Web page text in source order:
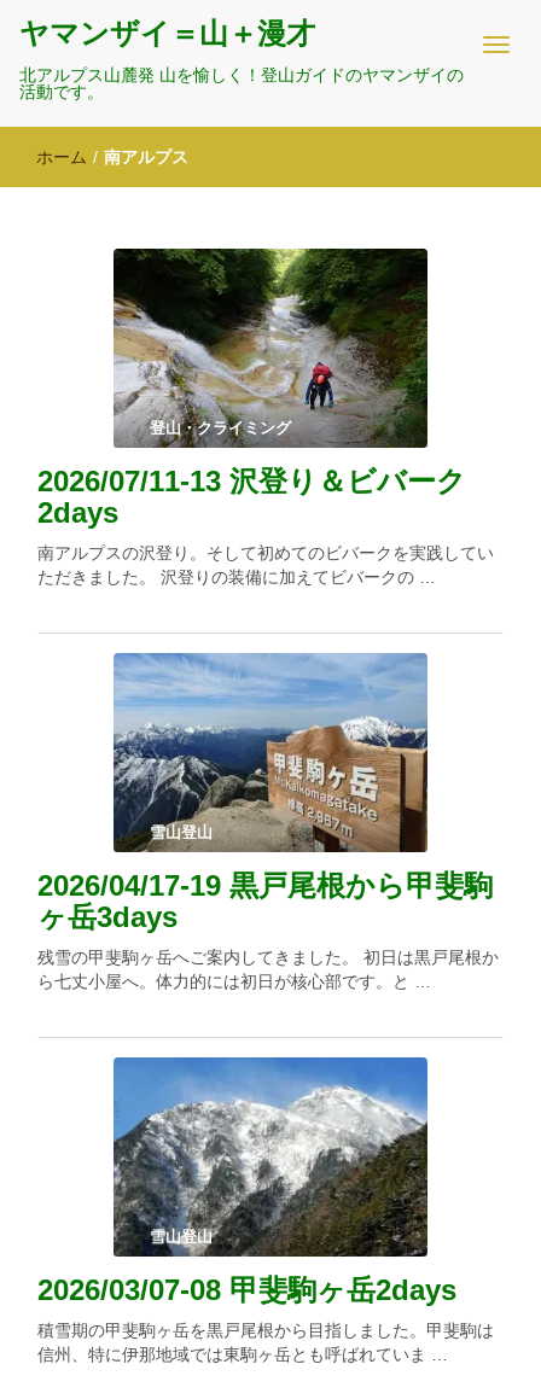
ヤマンザイ＝山＋漫才
北アルプス山麓発 山を愉しく！登山ガイドのヤマンザイの
活動です。
ホーム / 南アルプス
登山・クライミング
2026/07/11-13 沢登り＆ビバーク
2days
南アルプスの沢登り。そして初めてのビバークを実践してい
ただきました。 沢登りの装備に加えてビバークの …
雪山登山
2026/04/17-19 黒戸尾根から甲斐駒
ヶ岳3days
残雪の甲斐駒ヶ岳へご案内してきました。 初日は黒戸尾根か
ら七丈小屋へ。体力的には初日が核心部です。と …
雪山登山
2026/03/07-08 甲斐駒ヶ岳2days
積雪期の甲斐駒ヶ岳を黒戸尾根から目指しました。甲斐駒は
信州、特に伊那地域では東駒ヶ岳とも呼ばれていま …